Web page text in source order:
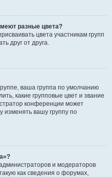
разные цвета?
цвета участникам групп
друг от друга.
ваша группа по умолчанию
какие групповые цвет и звание
конференции может
изменять вашу группу по
и модераторов
как сведения о форумах,